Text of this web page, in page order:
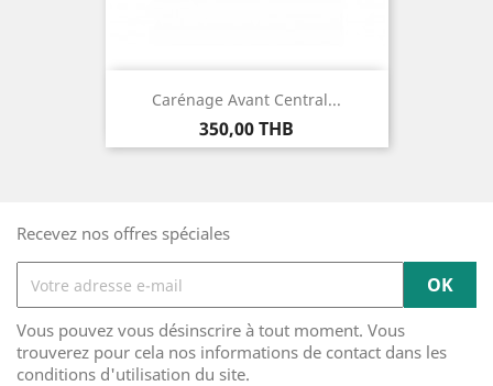
Carénage Avant Central...
Prix
350,00 THB
Recevez nos offres spéciales
Vous pouvez vous désinscrire à tout moment. Vous
trouverez pour cela nos informations de contact dans les
conditions d'utilisation du site.